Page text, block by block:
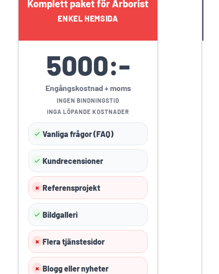
Komplett paket för Arborist
ENKEL HEMSIDA
5000:-
Engångskostnad + moms
INGEN BINDNINGSTID
INGA LÖPANDE KOSTNADER
Vanliga frågor (FAQ)
Kundrecensioner
Referensprojekt
Bildgalleri
Flera tjänstesidor
Blogg eller nyheter